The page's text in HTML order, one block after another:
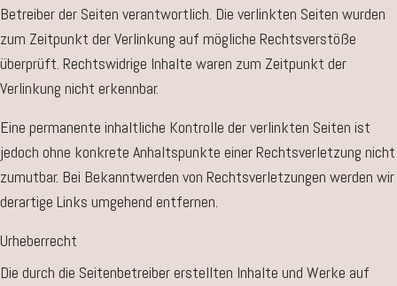
Betreiber der Seiten verantwortlich. Die verlinkten Seiten wurden
zum Zeitpunkt der Verlinkung auf mögliche Rechtsverstöße
überprüft. Rechtswidrige Inhalte waren zum Zeitpunkt der
Verlinkung nicht erkennbar.
Eine permanente inhaltliche Kontrolle der verlinkten Seiten ist
jedoch ohne konkrete Anhaltspunkte einer Rechtsverletzung nicht
zumutbar. Bei Bekanntwerden von Rechtsverletzungen werden wir
derartige Links umgehend entfernen.
Urheberrecht
Die durch die Seitenbetreiber erstellten Inhalte und Werke auf